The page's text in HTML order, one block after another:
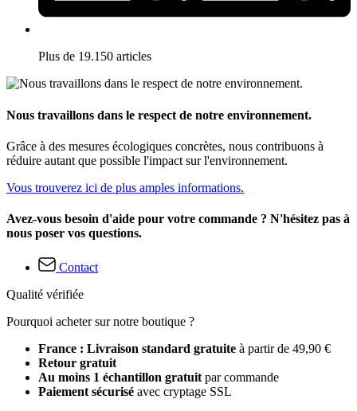
Plus de 19.150 articles
Nous travaillons dans le respect de notre environnement.
Grâce à des mesures écologiques concrètes, nous contribuons à
réduire autant que possible l'impact sur l'environnement.
Vous trouverez ici de plus amples informations.
Avez-vous besoin d'aide pour votre commande ? N'hésitez pas à
nous poser vos questions.
Contact
Qualité vérifiée
Pourquoi acheter sur notre boutique ?
France : Livraison standard gratuite à partir de 49,90 €
Retour gratuit
Au moins 1 échantillon gratuitpar commande
Paiement sécurisé avec cryptage SSL